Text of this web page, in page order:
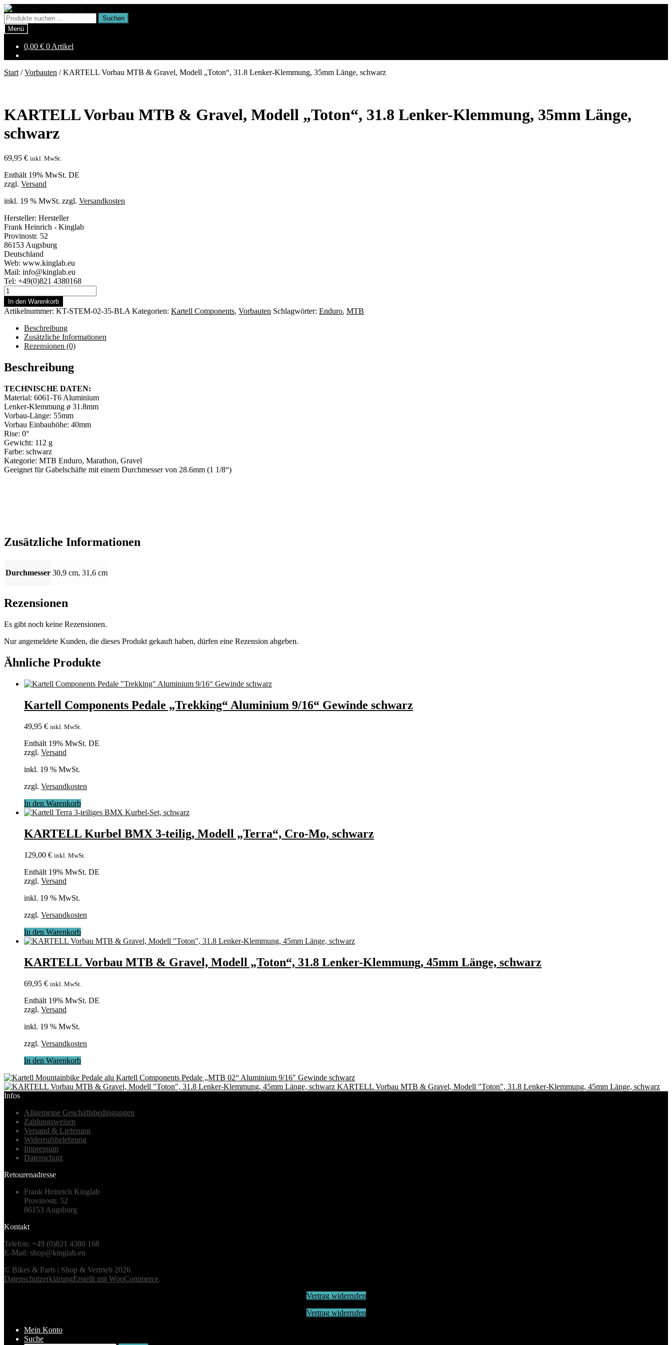
Zur
Navigation
springen
Zum
Inhalt
springen
Suchen
nach:
Suchen
Menü
0,00 € 0 Artikel
Start /Vorbauten /KARTELL Vorbau MTB & Gravel, Modell „Toton“, 31.8 Lenker-Klemmung, 35mm Länge, schwarz
KARTELL Vorbau MTB & Gravel, Modell „Toton“, 31.8 Lenker-Klemmung, 35mm Länge,
schwarz
69,95 € inkl. MwSt.
Enthält 19% MwSt. DE
zzgl. Versand
inkl. 19 % MwSt. zzgl. Versandkosten
Hersteller: Hersteller
Frank Heinrich - Kinglab
Provinostr. 52
86153 Augsburg
Deutschland
Web: www.kinglab.eu
Mail: info@kinglab.eu
Tel: +49(0)821 4380168
KARTELL
Vorbau
MTB
&
Gravel,
Modell
"Toton",
Lenker-
Klemmung,
Länge,
schwarz
Menge
In den Warenkorb
Artikelnummer: ‎KT-STEM-02-35-BLA Kategorien: Kartell Components, Vorbauten Schlagwörter: Enduro, MTB
Beschreibung
Zusätzliche Informationen
Rezensionen (0)
Beschreibung
TECHNISCHE DATEN:
Material: 6061-T6 Aluminium
Lenker-Klemmung ø 31.8mm
Vorbau-Länge: 55mm
Vorbau Einbauhöhe: 40mm
Rise: 0°
Gewicht: 112 g
Farbe: schwarz
Kategorie: MTB Enduro, Marathon, Gravel
Geeignet für Gabelschäfte mit einem Durchmesser von 28.6mm (1 1/8“)
Zusätzliche Informationen
Durchmesser 30,9 cm, 31,6 cm
Rezensionen
Es gibt noch keine Rezensionen.
Nur angemeldete Kunden, die dieses Produkt gekauft haben, dürfen eine Rezension abgeben.
Ähnliche Produkte
Kartell Components Pedale „Trekking“ Aluminium 9/16“ Gewinde schwarz
49,95 € inkl. MwSt.
Enthält 19% MwSt. DE
zzgl. Versand
inkl. 19 % MwSt.
zzgl. Versandkosten
In den Warenkorb
KARTELL Kurbel BMX 3-teilig, Modell „Terra“, Cro-Mo, schwarz
129,00 € inkl. MwSt.
Enthält 19% MwSt. DE
zzgl. Versand
inkl. 19 % MwSt.
zzgl. Versandkosten
In den Warenkorb
KARTELL Vorbau MTB & Gravel, Modell „Toton“, 31.8 Lenker-Klemmung, 45mm Länge, schwarz
69,95 € inkl. MwSt.
Enthält 19% MwSt. DE
zzgl. Versand
inkl. 19 % MwSt.
zzgl. Versandkosten
In den Warenkorb
Kartell Components Pedale „MTB 02“ Aluminium 9/16″ Gewinde schwarz
KARTELL Vorbau MTB & Gravel, Modell "Toton", 31.8 Lenker-Klemmung, 45mm Länge, schwarz
Infos
Allgemeine Geschäftsbedingungen
Zahlungsweisen
Versand & Lieferung
Widerrufsbelehrung
Impressum
Datenschutz
Retourenadresse
Frank Heinrich Kinglab
Provinostr. 52
86153 Augsburg
Kontakt
Telefon: +49 (0)821 4380 168
E-Mail: shop@kinglab.eu
© Bikes & Parts | Shop & Vertrieb 2026
DatenschutzerklärungErstellt mit WooCommerce.
Vertrag widerrufen
Vertrag widerrufen
Mein Konto
Suche